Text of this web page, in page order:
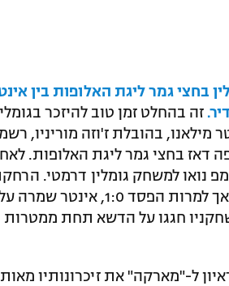
בחצי גמר ליגת האלופות בין
זה בהחלט זמן טוב להיזכר
אי שם באפריל 2010, אינטר מילאנו, בהובלת ז'וזה
נואו למשחק גומלין דרמטי.
חלוף חצי שעה העצימה את המתח, אך
חגגו על הדשא תחת
ל-"מארקה" את זיכרונותיו